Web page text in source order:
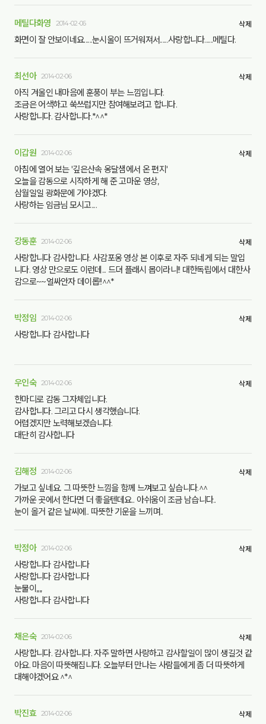
메틸다화영 2014-02-06 삭제
화면이 잘 안보이네요......눈시울이 뜨거워져서......사랑합니다......메틸다.
최선아 2014-02-06 삭제
아직 겨울인 내마음에 훈풍이 부는 느낌입니다.
조금은 어색하고 쑥쓰럽지만 참여해보려고 합니다.
사랑합니다. 감사합니다.*^^*
이갑원 2014-02-06 삭제
아침에 열어 보는 '깊은산속 옹달샘에서 온 편지'
오늘을 감동으로 시작하게 해 준 고마운 영상,
삼월일일 광화문에 가야겠다.
사랑하는 임금님 모시고....
강동훈 2014-02-06 삭제
사랑합니다 감사합니다. 사감포옹 영상 본 이후로 자주 되네게 되는 말입
니다. 영상 만으로도 이런데... 드뎌 플래시 몹이라니!! 대한독립에서 대한사
감으로~~얼싸안자 데이롭!!^^*
박정임 2014-02-06 삭제
사랑합니다 감사합니다
우인숙 2014-02-06 삭제
한마디로 감동 그자체입니다.
감사합니다. 그리고 다시 생각했습니다.
어렵겠지만 노력해보겠습니다.
대단히 감사합니다
김해정 2014-02-06 삭제
가보고 싶네요. 그 따뜻한 느낌을 함께 느껴보고 싶습니다.^^
가까운 곳에서 한다면 더 좋을텐데요.. 아쉬움이 조금 남습니다..
눈이 올거 같은 날씨에.. 따뜻한 기운을 느끼며..
박정아 2014-02-06 삭제
사랑합니다 감사합니다
사랑합니다 감사합니다
눈물이,,,,
사랑합니다 감사합니다
채은숙 2014-02-06 삭제
사랑합니다. 감사합니다. 자주 말하면 사랑하고 감사할일이 많이 생길것 같
아요. 마음이 따뜻해집니다. 오늘부터 만나는 사람들에게 좀 더 따뜻하게
대해야겠어요 ^*^
박진효 2014-02-06 삭제